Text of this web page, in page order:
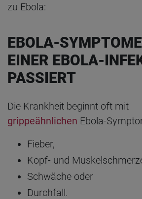
zu Ebola:
EBOLA-
EINER EBOLA-
PASSIERT
Die Krankheit beginnt oft mit
grippeähnlichen Ebola-
Fieber,
Kopf- und
Schwäche oder
Durchfall.